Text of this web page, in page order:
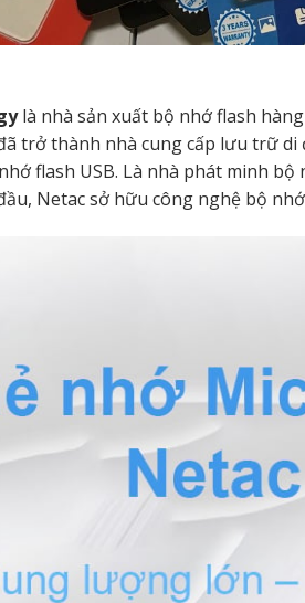
là nhà sản xuất bộ nhớ flash
trở thành nhà cung cấp lưu trữ
flash USB. Là nhà phát minh
Netac sở hữu công nghệ bộ